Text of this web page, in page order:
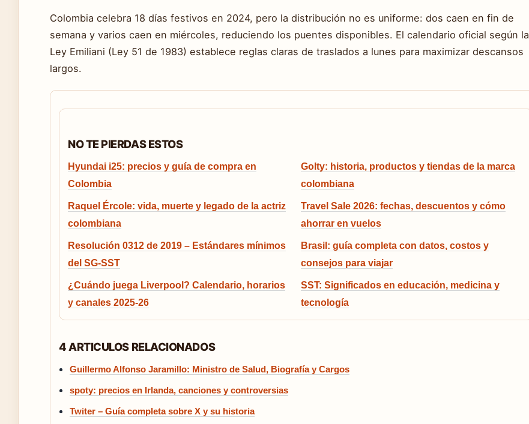
Colombia celebra 18 días festivos en 2024, pero la distribución no es uniforme: dos caen en fin de
semana y varios caen en miércoles, reduciendo los puentes disponibles. El calendario oficial según la
Ley Emiliani (Ley 51 de 1983) establece reglas claras de traslados a lunes para maximizar descansos
largos.
NO TE PIERDAS ESTOS
Hyundai i25: precios y guía de compra en
Colombia
Golty: historia, productos y tiendas de la marca
colombiana
Raquel Ércole: vida, muerte y legado de la actriz
colombiana
Travel Sale 2026: fechas, descuentos y cómo
ahorrar en vuelos
Resolución 0312 de 2019 – Estándares mínimos
del SG-SST
Brasil: guía completa con datos, costos y
consejos para viajar
¿Cuándo juega Liverpool? Calendario, horarios
y canales 2025-26
SST: Significados en educación, medicina y
tecnología
4 ARTICULOS RELACIONADOS
Guillermo Alfonso Jaramillo: Ministro de Salud, Biografía y Cargos
spoty: precios en Irlanda, canciones y controversias
Twiter – Guía completa sobre X y su historia